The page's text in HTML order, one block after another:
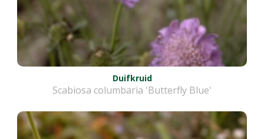
Duifkruid
Scabiosa columbaria 'Butterfly Blue'